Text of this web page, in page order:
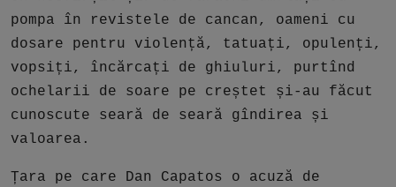
pompa în revistele de cancan, oameni cu
dosare pentru violență, tatuați, opulenți,
vopsiți, încărcați de ghiuluri, purtînd
ochelarii de soare pe creștet și-au făcut
cunoscute seară de seară gîndirea și
valoarea.
Țara pe care Dan Capatos o acuză de